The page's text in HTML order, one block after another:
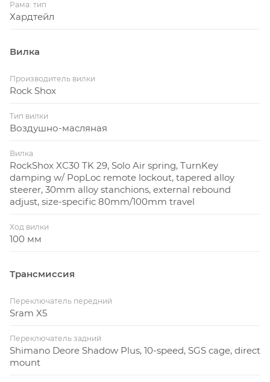
Рама: тип
Хардтейл
Вилка
Производитель вилки
Rock Shox
Тип вилки
Воздушно-масляная
Вилка
RockShox XC30 TK 29, Solo Air spring, TurnKey
damping w/ PopLoc remote lockout, tapered alloy
steerer, 30mm alloy stanchions, external rebound
adjust, size-specific 80mm/100mm travel
Ход вилки
100 мм
Трансмиссия
Переключатель передний
Sram X5
Переключатель задний
Shimano Deore Shadow Plus, 10-speed, SGS cage, direct
mount